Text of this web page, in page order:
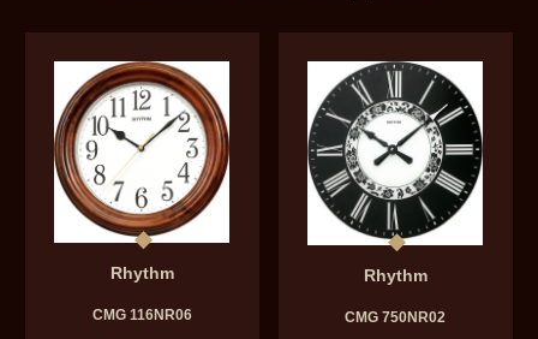
Rhythm
CMG 116NR06
Rhythm
CMG 750NR02